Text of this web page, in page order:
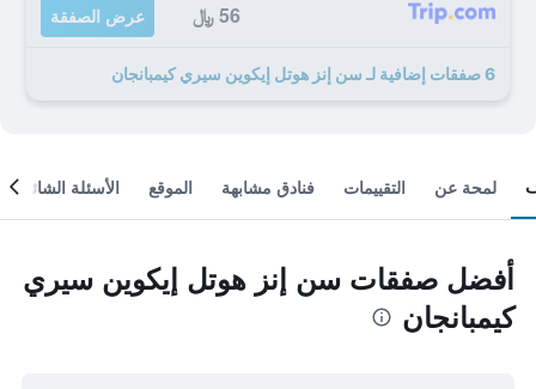
56 ﷼ عرض الصفقة
6 صفقات إضافية لـ سن إنز هوتل إيكوين سيري كيمبانجان
لمحة عن التقييمات فنادق مشابهة الموقع الأسئلة الشائعة
أفضل صفقات سن إنز هوتل إيكوين سيري
كيمبانجان